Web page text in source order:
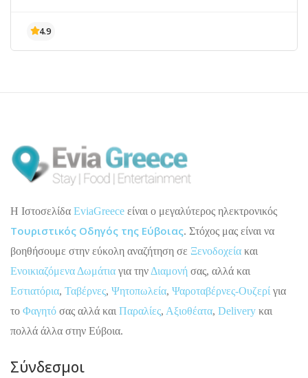
H Ιστοσελίδα EviaGreece είναι ο μεγαλύτερος ηλεκτρονικός
Τουριστικός Οδηγός της Εύβοιας. Στόχος μας είναι να
βοηθήσουμε στην εύκολη αναζήτηση σε Ξενοδοχεία και
Ενοικιαζόμενα Δωμάτια για την Διαμονή σας, αλλά και
Εστιατόρια, Ταβέρνες, Ψητοπωλεία, Ψαροταβέρνες-Ουζερί για
το Φαγητό σας αλλά και Παραλίες, Αξιοθέατα, Delivery και
πολλά άλλα στην Εύβοια.
Σύνδεσμοι